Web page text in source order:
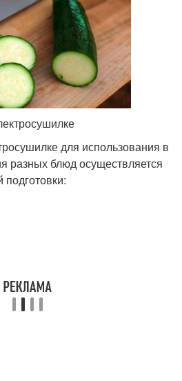
для использования в
разных блюд осуществляется